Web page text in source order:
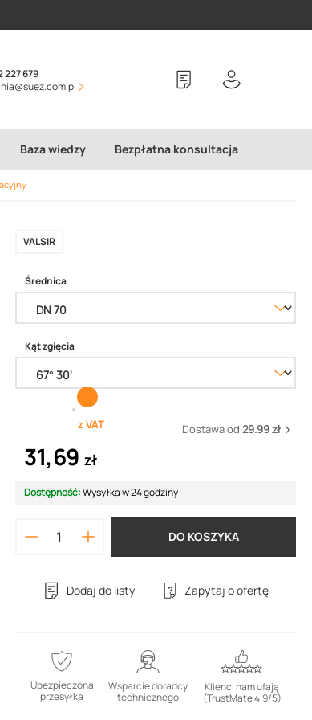
227 679
Baza wiedzy Bezpłatna konsultacja
VALSIR
Średnica
Kąt zgięcia
z VAT Dostawa od 29.99 zł
31,69 zł
Dostępność:Wysyłka w 24 godziny
DO KOSZYKA
Dodaj do listy Zapytaj o ofertę
Ubezpieczona
przesyłka
Wsparcie doradcy
technicznego
Klienci nam ufają
(TrustMate 4.9/5)